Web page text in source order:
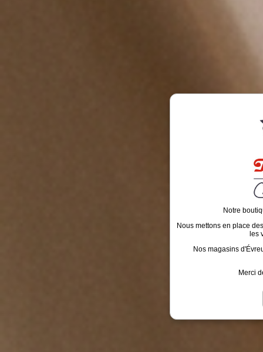
Notre
Nous mettons en place
les
Nos magasins
Merci